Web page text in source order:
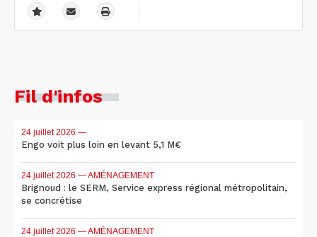
Fil d'infos
24 juillet 2026 —
Engo voit plus loin en levant 5,1 M€
24 juillet 2026 — AMÉNAGEMENT
Brignoud : le SERM, Service express régional métropolitain,
se concrétise
24 juillet 2026 — AMÉNAGEMENT